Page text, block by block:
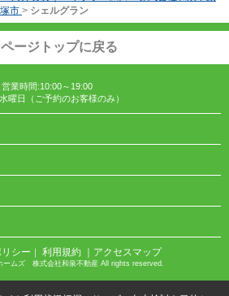
市 > シェルグラン
ページトップに戻る
営業時間:10:00～19:00
曜日（ご予約のお客様のみ）
シー 利用規約 ｜アクセスマップ
ームズ 株式会社和泉不動産 All rights reserved.